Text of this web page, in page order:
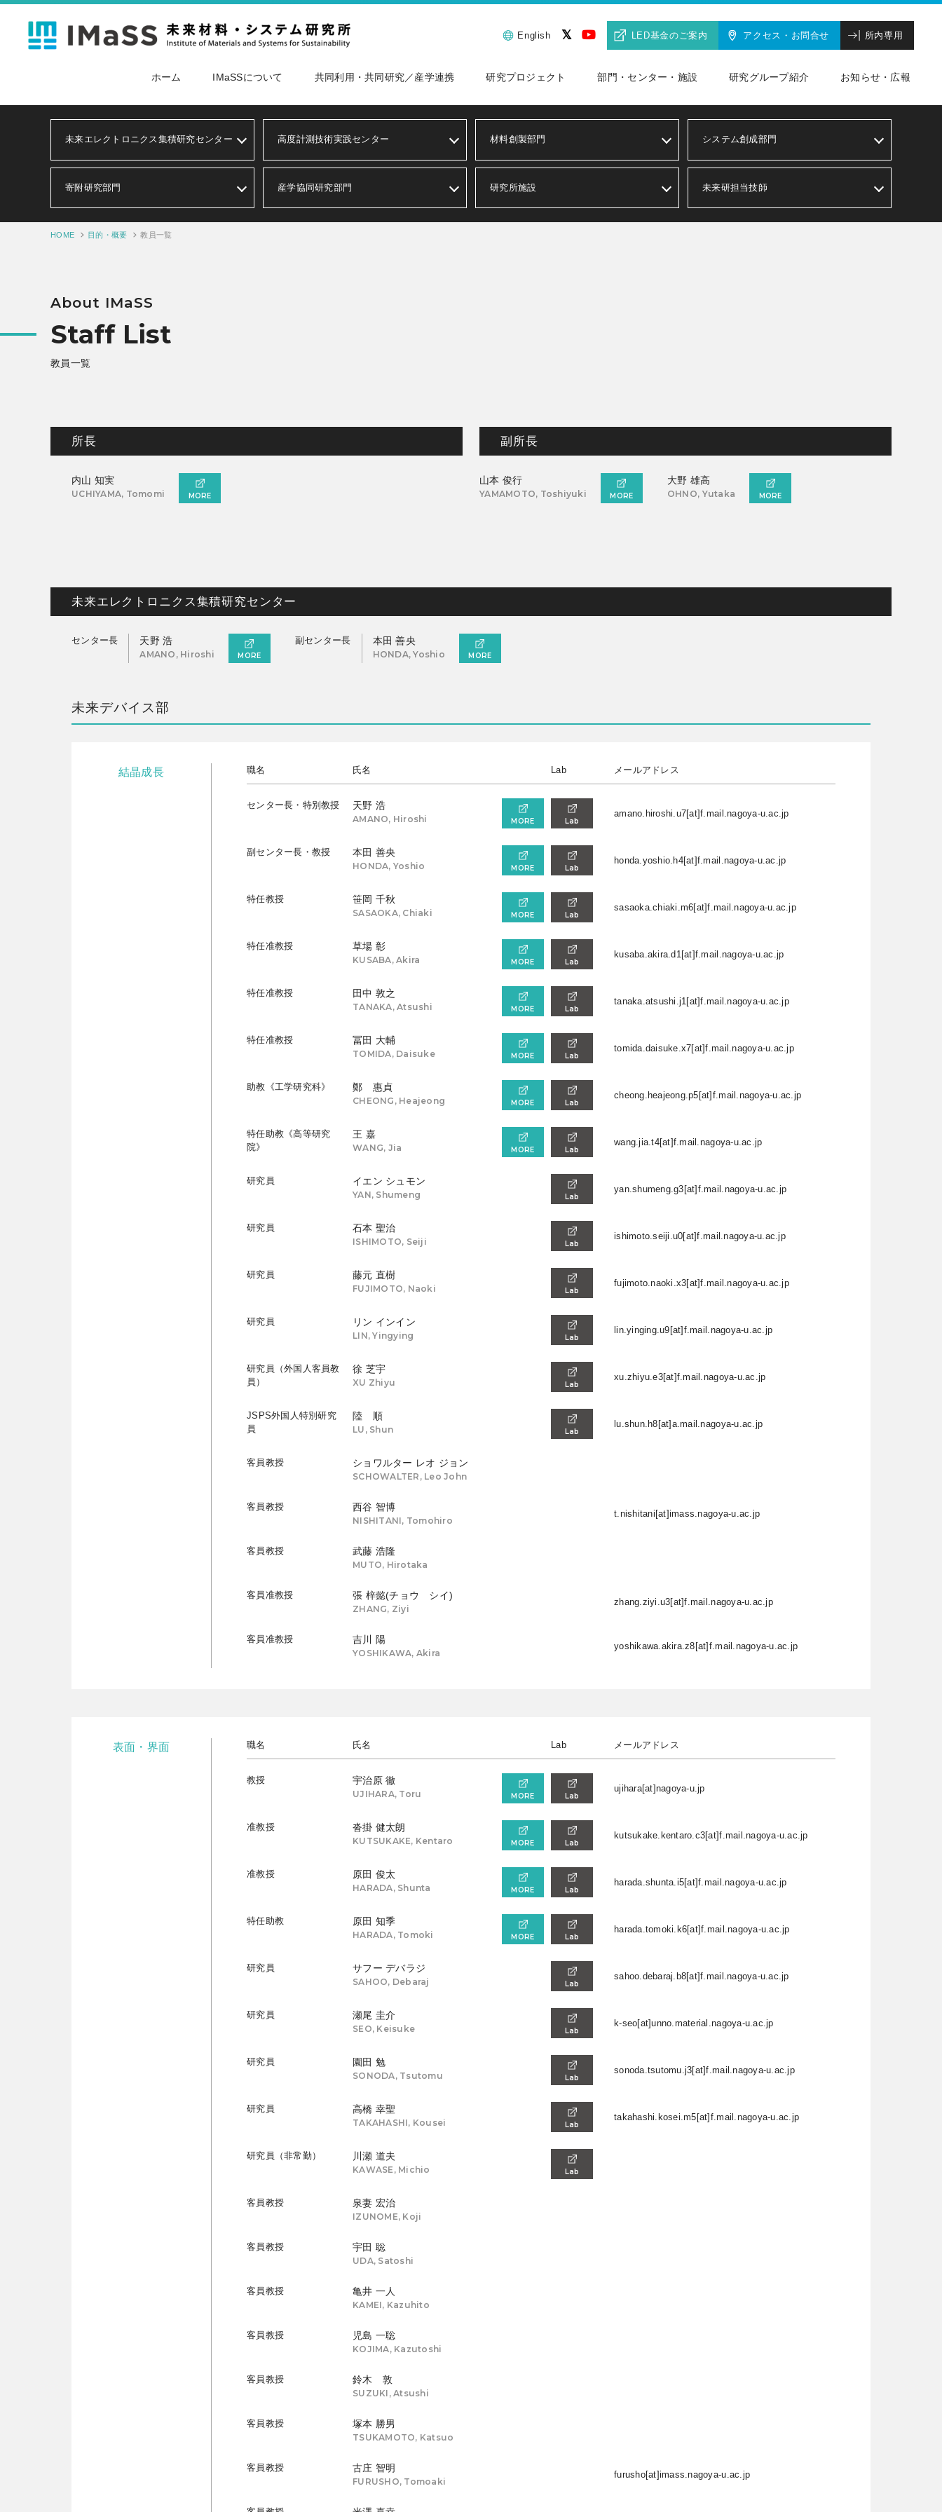
English LED基金のご案内 アクセス・お問合せ 所内専用
ホーム IMaSSについて 共同利用・共同研究／産学連携 研究プロジェクト 部門・センター・施設 研究グループ紹介 お知らせ・広報
未来エレクトロニクス集積研究センター 高度計測技術実践センター 材料創製部門 システム創成部門
寄附研究部門 産学協同研究部門 研究所施設 未来研担当技師
HOME 目的・概要 教員一覧
About IMaSS
Staff List
教員一覧
所長
内山 知実
UCHIYAMA, Tomomi MORE
副所長
山本 俊行
YAMAMOTO, Toshiyuki MORE
大野 雄高
OHNO, Yutaka MORE
未来エレクトロニクス集積研究センター
センター長 天野 浩
AMANO, Hiroshi MORE
副センター長 本田 善央
HONDA, Yoshio MORE
未来デバイス部
結晶成長 職名 氏名 Lab メールアドレス
センター長・特別教授 天野 浩
AMANO, Hiroshi MORE Lab
amano.hiroshi.u7[at]f.mail.nagoya-u.ac.jp
副センター長・教授 本田 善央
HONDA, Yoshio MORE Lab
honda.yoshio.h4[at]f.mail.nagoya-u.ac.jp
特任教授 笹岡 千秋
SASAOKA, Chiaki MORE Lab
sasaoka.chiaki.m6[at]f.mail.nagoya-u.ac.jp
特任准教授 草場 彰
KUSABA, Akira MORE Lab
kusaba.akira.d1[at]f.mail.nagoya-u.ac.jp
特任准教授 田中 敦之
TANAKA, Atsushi MORE Lab
tanaka.atsushi.j1[at]f.mail.nagoya-u.ac.jp
特任准教授 冨田 大輔
TOMIDA, Daisuke MORE Lab
tomida.daisuke.x7[at]f.mail.nagoya-u.ac.jp
助教《工学研究科》 鄭 惠貞
CHEONG, Heajeong MORE Lab
cheong.heajeong.p5[at]f.mail.nagoya-u.ac.jp
特任助教《高等研究
院》
王 嘉
WANG, Jia MORE Lab
wang.jia.t4[at]f.mail.nagoya-u.ac.jp
研究員 イエン シュモン
YAN, Shumeng Lab
yan.shumeng.g3[at]f.mail.nagoya-u.ac.jp
研究員 石本 聖治
ISHIMOTO, Seiji Lab
ishimoto.seiji.u0[at]f.mail.nagoya-u.ac.jp
研究員 藤元 直樹
FUJIMOTO, Naoki Lab
fujimoto.naoki.x3[at]f.mail.nagoya-u.ac.jp
研究員 リン インイン
LIN, Yingying Lab
lin.yinging.u9[at]f.mail.nagoya-u.ac.jp
研究員（外国人客員教
員）
徐 芝宇
XU Zhiyu Lab
xu.zhiyu.e3[at]f.mail.nagoya-u.ac.jp
JSPS外国人特別研究
員
陸 順
LU, Shun Lab
lu.shun.h8[at]a.mail.nagoya-u.ac.jp
客員教授 ショワルター レオ ジョン
SCHOWALTER, Leo John
客員教授 西谷 智博
NISHITANI, Tomohiro
t.nishitani[at]imass.nagoya-u.ac.jp
客員教授 武藤 浩隆
MUTO, Hirotaka
客員准教授 張 梓懿(チョウ シイ)
ZHANG, Ziyi
zhang.ziyi.u3[at]f.mail.nagoya-u.ac.jp
客員准教授 吉川 陽
YOSHIKAWA, Akira
yoshikawa.akira.z8[at]f.mail.nagoya-u.ac.jp
表面・界面 職名 氏名 Lab メールアドレス
教授 宇治原 徹
UJIHARA, Toru MORE Lab
ujihara[at]nagoya-u.jp
准教授 沓掛 健太朗
KUTSUKAKE, Kentaro MORE Lab
kutsukake.kentaro.c3[at]f.mail.nagoya-u.ac.jp
准教授 原田 俊太
HARADA, Shunta MORE Lab
harada.shunta.i5[at]f.mail.nagoya-u.ac.jp
特任助教 原田 知季
HARADA, Tomoki MORE Lab
harada.tomoki.k6[at]f.mail.nagoya-u.ac.jp
研究員 サフー デバラジ
SAHOO, Debaraj Lab
sahoo.debaraj.b8[at]f.mail.nagoya-u.ac.jp
研究員 瀬尾 圭介
SEO, Keisuke Lab
k-seo[at]unno.material.nagoya-u.ac.jp
研究員 園田 勉
SONODA, Tsutomu Lab
sonoda.tsutomu.j3[at]f.mail.nagoya-u.ac.jp
研究員 高橋 幸聖
TAKAHASHI, Kousei Lab
takahashi.kosei.m5[at]f.mail.nagoya-u.ac.jp
研究員（非常勤） 川瀬 道夫
KAWASE, Michio Lab
客員教授 泉妻 宏治
IZUNOME, Koji
客員教授 宇田 聡
UDA, Satoshi
客員教授 亀井 一人
KAMEI, Kazuhito
客員教授 児島 一聡
KOJIMA, Kazutoshi
客員教授 鈴木 敦
SUZUKI, Atsushi
客員教授 塚本 勝男
TSUKAMOTO, Katsuo
客員教授 古庄 智明
FURUSHO, Tomoaki
furusho[at]imass.nagoya-u.ac.jp